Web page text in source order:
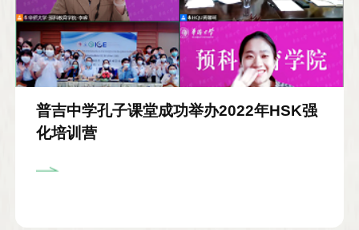
普吉中学孔子课堂成功举办2022年HSK强
化培训营